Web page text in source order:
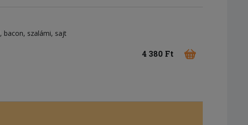
bacon szalámi sajt
4 380 Ft